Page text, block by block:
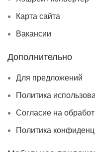
Карта сайта
Вакансии
Дополнительно
Для предложений
Политика
Согласие на
Политика